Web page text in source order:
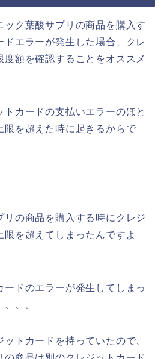
ック葉酸サプリの商品を購入す
ドエラーが発生した場合、クレ
度額を確認することをオススメ
トカードの支払いエラーのほと
限を超えた時に起きるからで
リの商品を購入する時にクレジ
限を超えてしまったんですよ
ードのエラーが発生してしまっ
、。
トカードを持っていたので、